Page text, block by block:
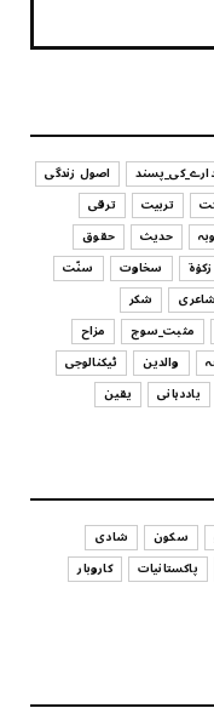
کر رہے ہیں
اصول زندگی
تربیت
ترقی
حدیث
حقوق
زکوٰۃ سخاوت
سنّت
شاعری
شکر
مثبت_سوچ
مزاح
والدین
ٹیکنالوجی
یاددہانی یقین
سکون
شادی
پاکستانیات
کاروبار